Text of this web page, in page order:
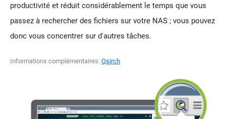
productivité et réduit considérablement le temps que vous
passez à rechercher des fichiers sur votre NAS ; vous pouvez
donc vous concentrer sur d'autres tâches.
Informations complémentaires: Qsirch